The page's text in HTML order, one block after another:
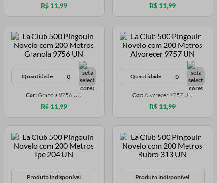
R$ 11,99 R$ 11,99
Quantidade
Cor:Granola 9756 UN
R$ 11,99
Quantidade
Cor:Alvorecer 9757 UN
R$ 11,99
Produto indisponível Produto indisponível